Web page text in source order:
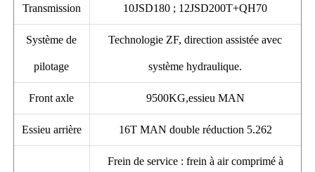
Transmission 10JSD180 ; 12JSD200T+QH70
Système de
pilotage
Technologie ZF, direction assistée avec
système hydraulique.
Front axle 9500KG,essieu MAN
Essieu arrière 16T MAN double réduction 5.262
Frein de service : frein à air comprimé à